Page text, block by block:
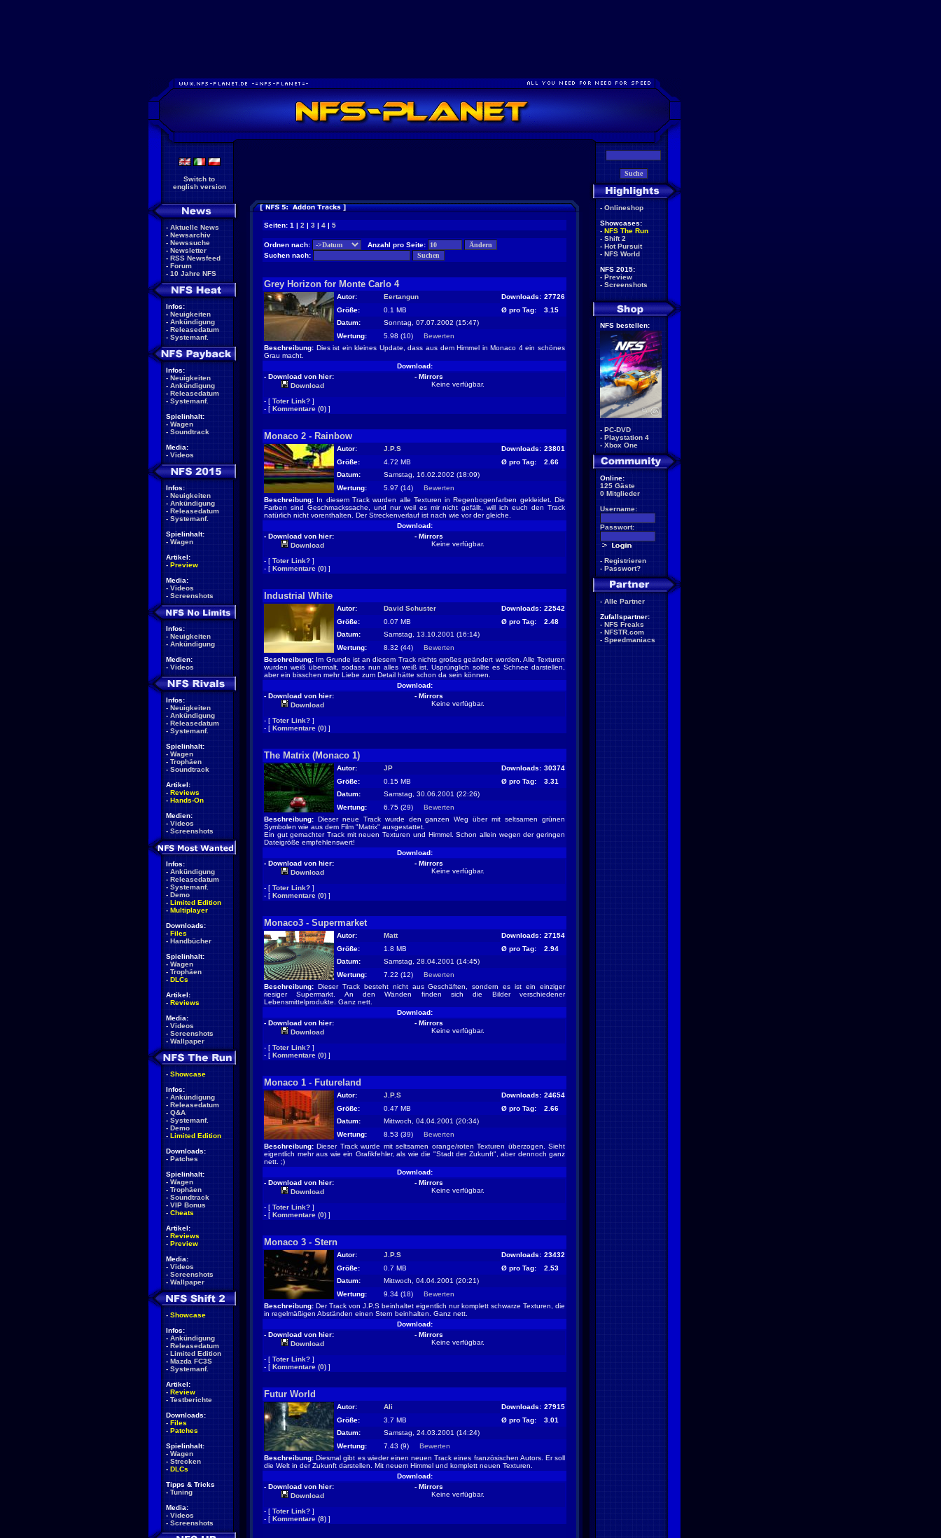
Switch to
english version
- Aktuelle News
- Newsarchiv
- Newssuche
- Newsletter
- RSS Newsfeed
- Forum
- 10 Jahre NFS
Infos:
- Neuigkeiten
- Ankündigung
- Releasedatum
- Systemanf.
Infos:
- Neuigkeiten
- Ankündigung
- Releasedatum
- Systemanf.
Spielinhalt:
- Wagen
- Soundtrack
Media:
- Videos
Infos:
- Neuigkeiten
- Ankündigung
- Releasedatum
- Systemanf.
Spielinhalt:
- Wagen
Artikel:
- Preview
Media:
- Videos
- Screenshots
Infos:
- Neuigkeiten
- Ankündigung
Medien:
- Videos
Infos:
- Neuigkeiten
- Ankündigung
- Releasedatum
- Systemanf.
Spielinhalt:
- Wagen
- Trophäen
- Soundtrack
Artikel:
- Reviews
- Hands-On
Medien:
- Videos
- Screenshots
Infos:
- Ankündigung
- Releasedatum
- Systemanf.
- Demo
- Limited Edition
- Multiplayer
Downloads:
- Files
- Handbücher
Spielinhalt:
- Wagen
- Trophäen
- DLCs
Artikel:
- Reviews
Media:
- Videos
- Screenshots
- Wallpaper
- Showcase
Infos:
- Ankündigung
- Releasedatum
- Q&A
- Systemanf.
- Demo
- Limited Edition
Downloads:
- Patches
Spielinhalt:
- Wagen
- Trophäen
- Soundtrack
- VIP Bonus
- Cheats
Artikel:
- Reviews
- Preview
Media:
- Videos
- Screenshots
- Wallpaper
- Showcase
Infos:
- Ankündigung
- Releasedatum
- Limited Edition
- Mazda FC3S
- Systemanf.
Artikel:
- Review
- Testberichte
Downloads:
- Files
- Patches
Spielinhalt:
- Wagen
- Strecken
- DLCs
Tipps & Tricks
- Tuning
Media:
- Videos
- Screenshots
Seiten: 1 | 2 | 3 | 4 | 5
Ordnen nach:
Anzahl pro Seite:
Suchen nach:
Grey Horizon for Monte Carlo 4
Autor: Eertangun Downloads: 27726
Größe:
0.1 MB Ø pro Tag:
3.15
Datum:
Sonntag, 07.07.2002 (15:47)
Wertung:
5.98 (10) Bewerten
Beschreibung: Dies ist ein kleines Update, dass aus dem Himmel in Monaco 4 ein schönes
Grau macht.
Download:
- Download von hier:
Download
- Mirrors
Keine verfügbar.
- [ Toter Link? ]
- [ Kommentare (0) ]
Monaco 2 - Rainbow
Autor: J.P.S Downloads: 23801
Größe:
4.72 MB Ø pro Tag:
2.66
Datum:
Samstag, 16.02.2002 (18:09)
Wertung:
5.97 (14) Bewerten
Beschreibung: In diesem Track wurden alle Texturen in Regenbogenfarben gekleidet. Die
Farben sind Geschmackssache, und nur weil es mir nicht gefällt, will ich euch den Track
natürlich nicht vorenthalten. Der Streckenverlauf ist nach wie vor der gleiche.
Download:
- Download von hier:
Download
- Mirrors
Keine verfügbar.
- [ Toter Link? ]
- [ Kommentare (0) ]
Industrial White
Autor: David Schuster Downloads: 22542
Größe:
0.07 MB Ø pro Tag:
2.48
Datum:
Samstag, 13.10.2001 (16:14)
Wertung:
8.32 (44) Bewerten
Beschreibung: Im Grunde ist an diesem Track nichts großes geändert worden. Alle Texturen
wurden weiß übermalt, sodass nun alles weiß ist. Usprünglich sollte es Schnee darstellen,
aber ein bisschen mehr Liebe zum Detail hätte schon da sein können.
Download:
- Download von hier:
Download
- Mirrors
Keine verfügbar.
- [ Toter Link? ]
- [ Kommentare (0) ]
The Matrix (Monaco 1)
Autor: JP Downloads: 30374
Größe:
0.15 MB Ø pro Tag:
3.31
Datum:
Samstag, 30.06.2001 (22:26)
Wertung:
6.75 (29) Bewerten
Beschreibung: Dieser neue Track wurde den ganzen Weg über mit seltsamen grünen
Symbolen wie aus dem Film "Matrix" ausgestattet.
Ein gut gemachter Track mit neuen Texturen und Himmel. Schon allein wegen der geringen
Dateigröße empfehlenswert!
Download:
- Download von hier:
Download
- Mirrors
Keine verfügbar.
- [ Toter Link? ]
- [ Kommentare (0) ]
Monaco3 - Supermarket
Autor: Matt Downloads: 27154
Größe:
1.8 MB Ø pro Tag:
2.94
Datum:
Samstag, 28.04.2001 (14:45)
Wertung:
7.22 (12) Bewerten
Beschreibung: Dieser Track besteht nicht aus Geschäften, sondern es ist ein einziger
riesiger Supermarkt. An den Wänden finden sich die Bilder verschiedener
Lebensmittelprodukte. Ganz nett.
Download:
- Download von hier:
Download
- Mirrors
Keine verfügbar.
- [ Toter Link? ]
- [ Kommentare (0) ]
Monaco 1 - Futureland
Autor: J.P.S Downloads: 24654
Größe:
0.47 MB Ø pro Tag:
2.66
Datum:
Mittwoch, 04.04.2001 (20:34)
Wertung:
8.53 (39) Bewerten
Beschreibung: Dieser Track wurde mit seltsamen orange/roten Texturen überzogen. Sieht
eigentlich mehr aus wie ein Grafikfehler, als wie die "Stadt der Zukunft", aber dennoch ganz
nett. ;)
Download:
- Download von hier:
Download
- Mirrors
Keine verfügbar.
- [ Toter Link? ]
- [ Kommentare (0) ]
Monaco 3 - Stern
Autor: J.P.S Downloads: 23432
Größe:
0.7 MB Ø pro Tag:
2.53
Datum:
Mittwoch, 04.04.2001 (20:21)
Wertung:
9.34 (18) Bewerten
Beschreibung: Der Track von J.P.S beinhaltet eigentlich nur komplett schwarze Texturen, die
in regelmäßigen Abständen einen Stern beinhalten. Ganz nett.
Download:
- Download von hier:
Download
- Mirrors
Keine verfügbar.
- [ Toter Link? ]
- [ Kommentare (0) ]
Futur World
Autor: Ali Downloads: 27915
Größe:
3.7 MB Ø pro Tag:
3.01
Datum:
Samstag, 24.03.2001 (14:24)
Wertung:
7.43 (9) Bewerten
Beschreibung: Diesmal gibt es wieder einen neuen Track eines französischen Autors. Er soll
die Welt in der Zukunft darstellen. Mit neuem Himmel und komplett neuen Texturen.
Download:
- Download von hier:
Download
- Mirrors
Keine verfügbar.
- [ Toter Link? ]
- [ Kommentare (8) ]
- Onlineshop
Showcases:
- NFS The Run
- Shift 2
- Hot Pursuit
- NFS World
NFS 2015:
- Preview
- Screenshots
NFS bestellen:
- PC-DVD
- Playstation 4
- Xbox One
Online:
125 Gäste
0 Mitglieder
Username:
Passwort:
- Registrieren
- Passwort?
- Alle Partner
Zufallspartner:
- NFS Freaks
- NFSTR.com
- Speedmaniacs